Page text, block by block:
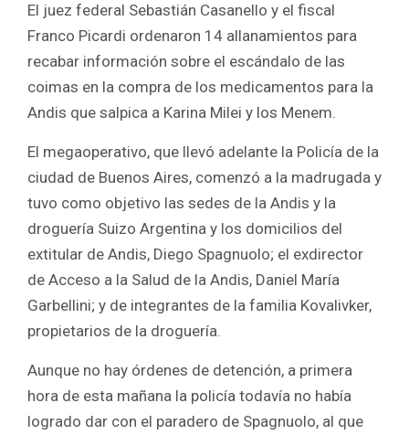
ce
b
o
o
tt
er
at
s
A
p
ar
e
El juez federal Sebastián Casanello y el fiscal
Franco Picardi ordenaron 14 allanamientos para
recabar información sobre el escándalo de las
coimas en la compra de los medicamentos para la
Andis que salpica a Karina Milei y los Menem.
El megaoperativo, que llevó adelante la Policía de la
ciudad de Buenos Aires, comenzó a la madrugada y
tuvo como objetivo las sedes de la Andis y la
droguería Suizo Argentina y los domicilios del
extitular de Andis, Diego Spagnuolo; el exdirector
de Acceso a la Salud de la Andis, Daniel María
Garbellini; y de integrantes de la familia Kovalivker,
propietarios de la droguería.
Aunque no hay órdenes de detención, a primera
hora de esta mañana la policía todavía no había
logrado dar con el paradero de Spagnuolo, al que